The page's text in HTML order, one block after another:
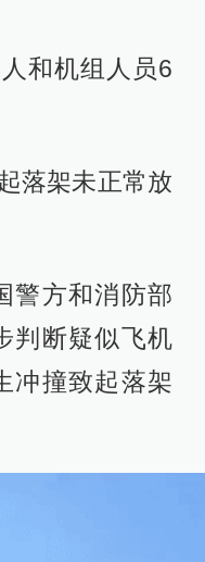
和机组人员6
落架未正常放
警方和消防部
判断疑似飞机
冲撞致起落架